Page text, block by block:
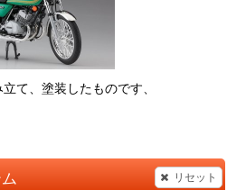
て、塗装したものです、
リセット